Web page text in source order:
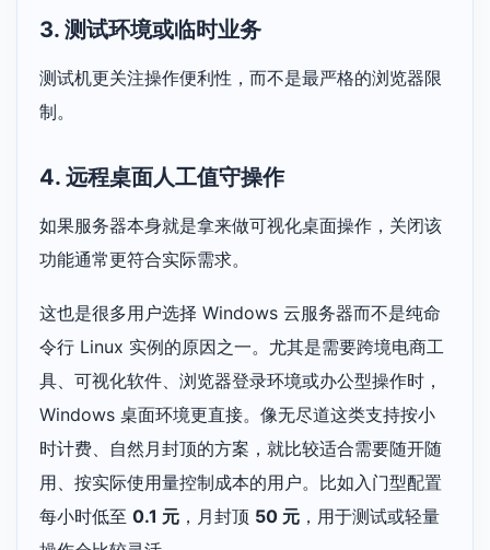
3. 测试环境或临时业务
测试机更关注操作便利性，而不是最严格的浏览器限
制。
4. 远程桌面人工值守操作
如果服务器本身就是拿来做可视化桌面操作，关闭该
功能通常更符合实际需求。
这也是很多用户选择 Windows 云服务器而不是纯命
令行 Linux 实例的原因之一。尤其是需要跨境电商工
具、可视化软件、浏览器登录环境或办公型操作时，
Windows 桌面环境更直接。像无尽道这类支持按小
时计费、自然月封顶的方案，就比较适合需要随开随
用、按实际使用量控制成本的用户。比如入门型配置
每小时低至 0.1 元 ，月封顶 50 元 ，用于测试或轻量